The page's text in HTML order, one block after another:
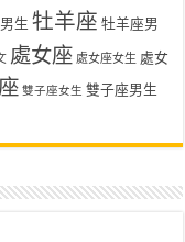
生 牡羊座 牡羊座男
處女座 處女座女生 處女
雙子座女生 雙子座男生